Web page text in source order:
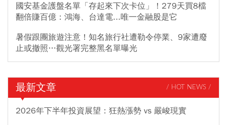
國安基金護盤名單「存起來下次卡位」！279天買8檔
翻倍賺百億：鴻海、台達電...唯一金融股是它
暑假跟團旅遊注意！知名旅行社遭勒令停業、9家遭廢
止或撤照…觀光署完整黑名單曝光
最新文章 / HOT NEWS /
2026年下半年投資展望：狂熱漲勢 vs 嚴峻現實